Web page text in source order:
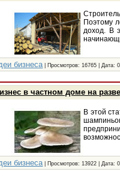
Поэтому
доход. В
бизнеса | Просмотров: 16765 | Дата:
в частном доме на
В этой
бизнеса | Просмотров: 13922 | Дата: